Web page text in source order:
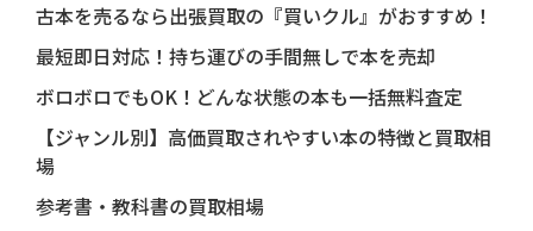
古本を売るなら出張買取の『買いクル』がおすすめ！
最短即日対応！持ち運びの手間無しで本を売却
ボロボロでもOK！どんな状態の本も一括無料査定
【ジャンル別】高価買取されやすい本の特徴と買取相
場
参考書・教科書の買取相場